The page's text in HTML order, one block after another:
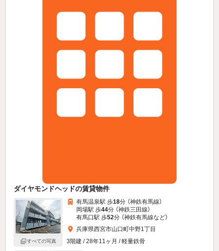
ダイヤモンドヘッドの賃貸物件
すべての写真
有馬温泉駅 歩18分 （神鉄有馬線）
岡場駅 歩44分 （神鉄三田線）
有馬口駅 歩52分 （神鉄有馬線など）
兵庫県西宮市山口町中野1丁目
3階建 / 28年11ヶ月 / 軽量鉄骨